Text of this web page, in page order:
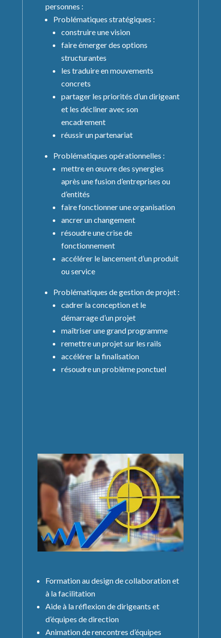
personnes :
Problématiques stratégiques :
construire une vision
faire émerger des options
structurantes
les traduire en mouvements
concrets
partager les priorités d’un dirigeant
et les décliner avec son
encadrement
réussir un partenariat
Problématiques opérationnelles :
mettre en œuvre des synergies
après une fusion d’entreprises ou
d’entités
faire fonctionner une organisation
ancrer un changement
résoudre une crise de
fonctionnement
accélérer le lancement d’un produit
ou service
Problématiques de gestion de projet :
cadrer la conception et le
démarrage d’un projet
maîtriser une grand programme
remettre un projet sur les rails
accélérer la finalisation
résoudre un problème ponctuel
Formation au design de collaboration et
à la facilitation
Aide à la réflexion de dirigeants et
d’équipes de direction
Animation de rencontres d’équipes